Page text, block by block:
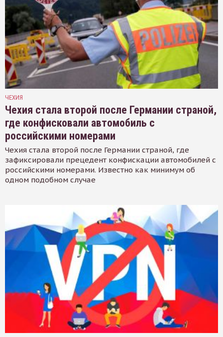
ЧЕХИЯ
Чехия стала второй после Германии страной,
где конфисковали автомобиль с
российскими номерами
Чехия стала второй после Германии страной, где
зафиксировали прецедент конфискации автомобилей с
российскими номерами. Известно как минимум об
одном подобном случае